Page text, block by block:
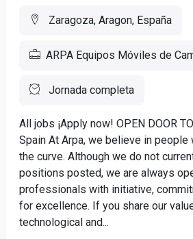
Zaragoza, Aragon, España
ARPA Equipos Móviles de
Jornada completa
All jobs ¡Apply now! OPEN DOOR
Spain At Arpa, we believe in people
the curve. Although we do not
positions posted, we are always
professionals with initiative,
for excellence. If you share our
technological and...